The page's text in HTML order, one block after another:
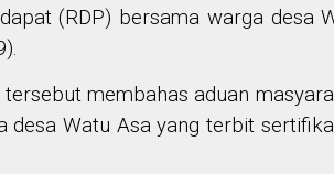
(RDP) bersama warga desa
tersebut membahas aduan
desa Watu Asa yang terbit